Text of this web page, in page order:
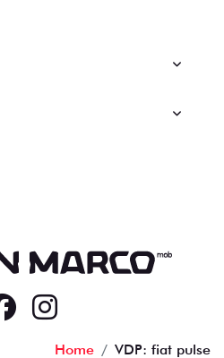
Home VDP: fiat pulse